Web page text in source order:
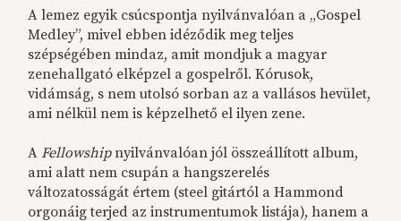
A lemez egyik csúcspontja nyilvánvalóan a „Gospel
Medley”, mivel ebben idéződik meg teljes
szépségében mindaz, amit mondjuk a magyar
zenehallgató elképzel a gospelről. Kórusok,
vidámság, s nem utolsó sorban az a vallásos hevület,
ami nélkül nem is képzelhető el ilyen zene.
AFellowshipnyilvánvalóan jól összeállított album,
ami alatt nem csupán a hangszerelés
változatosságát értem (steel gitártól a Hammond
orgonáig terjed az instrumentumok listája), hanem a